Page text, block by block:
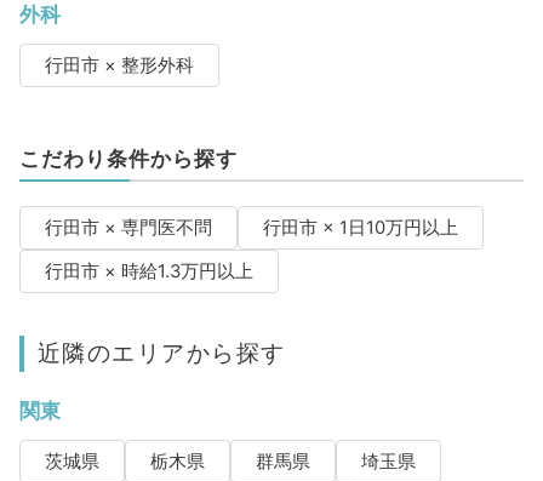
外科
行田市 × 整形外科
こだわり条件から探す
行田市 × 専門医不問
行田市 × 1日10万円以上
行田市 × 時給1.3万円以上
近隣のエリアから探す
関東
茨城県 栃木県 群馬県
埼玉県